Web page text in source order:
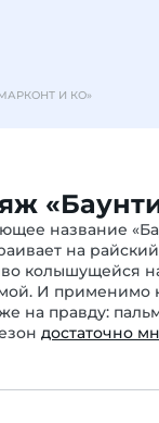
И КО»
название
на
колышущейся
И применимо
на правду:
достаточно